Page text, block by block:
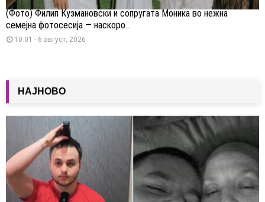
(Фото) Филип Кузмановски и сопругата Моника во нежна
семејна фотосесија — наскоро...
10:01 - 6 август, 2026
НАЈНОВО